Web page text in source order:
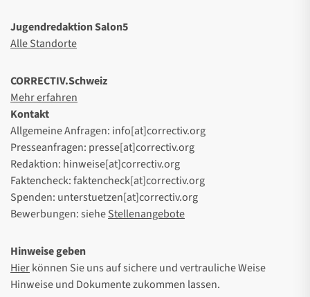
Jugendredaktion Salon5
Alle Standorte
CORRECTIV.Schweiz
Mehr erfahren
Kontakt
Allgemeine Anfragen: info[at]correctiv.org
Presseanfragen: presse[at]correctiv.org
Redaktion: hinweise[at]correctiv.org
Faktencheck: faktencheck[at]correctiv.org
Spenden: unterstuetzen[at]correctiv.org
Bewerbungen: sieheStellenangebote
Hinweise geben
Hierkönnen Sie uns auf sichere und vertrauliche Weise
Hinweise und Dokumente zukommen lassen.